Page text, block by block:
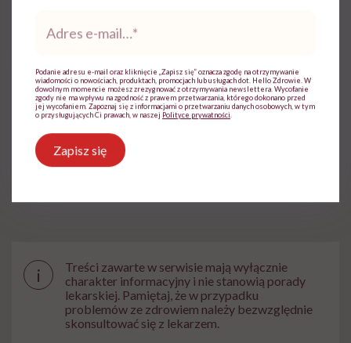
Powiązane tematy:
Ból dyskryminacja kobiet
i
Treści zawarte w serwisie mają wyłącznie
charakter informacyjny i nie stanowią porady
lekarskiej. Pamiętaj, że w przypadku
problemów ze zdrowiem należy bezwzględnie
skonsultować się z lekarzem.
*
Podanie adresu e-mail oraz kliknięcie „Zapisz się” oznacza zgodę na otrzymywanie
wiadomości o nowościach, produktach, promocjach lub usługach dot. Hello Zdrowie. W
dowolnym momencie możesz zrezygnować z otrzymywania newslettera. Wycofanie
zgody nie ma wpływu na zgodność z prawem przetwarzania, którego dokonano przed
jej wycofaniem. Zapoznaj się z informacjami o przetwarzaniu danych osobowych, w tym
o przysługujących Ci prawach, w naszej Polityce prywatności
Zapisz się